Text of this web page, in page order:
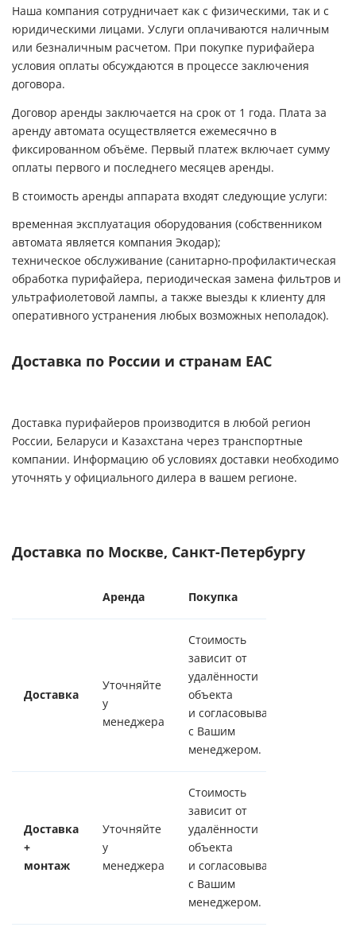
Наша компания сотрудничает как с физическими, так и с
юридическими лицами. Услуги оплачиваются наличным
или безналичным расчетом. При покупке пурифайера
условия оплаты обсуждаются в процессе заключения
договора.
Договор аренды заключается на срок от 1 года. Плата за
аренду автомата осуществляется ежемесячно в
фиксированном объёме. Первый платеж включает сумму
оплаты первого и последнего месяцев аренды.
В стоимость аренды аппарата входят следующие услуги:
временная эксплуатация оборудования (собственником
автомата является компания Экодар);
техническое обслуживание (санитарно-профилактическая
обработка пурифайера, периодическая замена фильтров и
ультрафиолетовой лампы, а также выезды к клиенту для
оперативного устранения любых возможных неполадок).
Доставка по России и странам ЕАС
Доставка пурифайеров производится в любой регион
России, Беларуси и Казахстана через транспортные
компании. Информацию об условиях доставки необходимо
уточнять у официального дилера в вашем регионе.
Доставка по Москве, Санкт-Петербургу
Аренда Покупка
Доставка
Уточняйте
у
менеджера
Стоимость
зависит от
удалённости
объекта
и согласовывается
с Вашим
менеджером.
Доставка
+
монтаж
Уточняйте
у
менеджера
Стоимость
зависит от
удалённости
объекта
и согласовывается
с Вашим
менеджером.